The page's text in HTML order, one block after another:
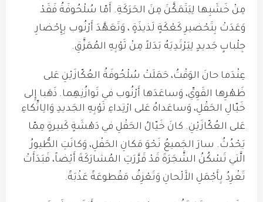
مِنْ خَشَبِها لِيَتَمَكَّنَ مِنَ الحَرَكَةِ. أَمّا سُلْحُوفَةُ فَقَدْ
وَعَدَتْ بِتَحْضيرِ كَعْكَةٍ لَذيذَةٍ ، وَتَعَهَّدَ أَرْنُوب بِإِحْضارِ
جِلْبابٍ جَديدٍ لِيَرْتَدِيَهُ بَدَلاً مِنْ ثَوْبِهِ المُمَزَّقِ.
عِنْدَما حانَ الوَقْتُ، حَمَلَتْ سُلْحُوفَةُ العُكّازَيْنِ عَلى
ظَهْرِها القَوِيِّ، وَساعَدَها أَرْنُوب في تَوازُنِهِما. ذَهَبا إِلى
خَيّالِ الحَقْلِ، وَساعَداهُ عَلى ارْتِداءِ ثَوْبِهِ الجَديدِ وَالِاتِّكاءِ
عَلى العُكّازَيْنِ. كانَ خَيّالُ الحَقْلِ في دَهْشَةٍ كَبيرةٍ مِمّا
يَحْدُثُ. سارَ الجَميعُ نَحْوَ مَكانِ الحَفْلِ، وَكانَتِ الطُّيورُ
الَّتي تَسْكُنُ الشَّجَرَةَ قَدْ قَرَّرَتِ المُشارَكَةَ أَيْضاً، فَبَدَأَتْ
تَغْرِدُ بِأَجْمَلِ الأَلْحانِ وَتَعْزِفُ مَقْطوعَةً عَذْبَةً.